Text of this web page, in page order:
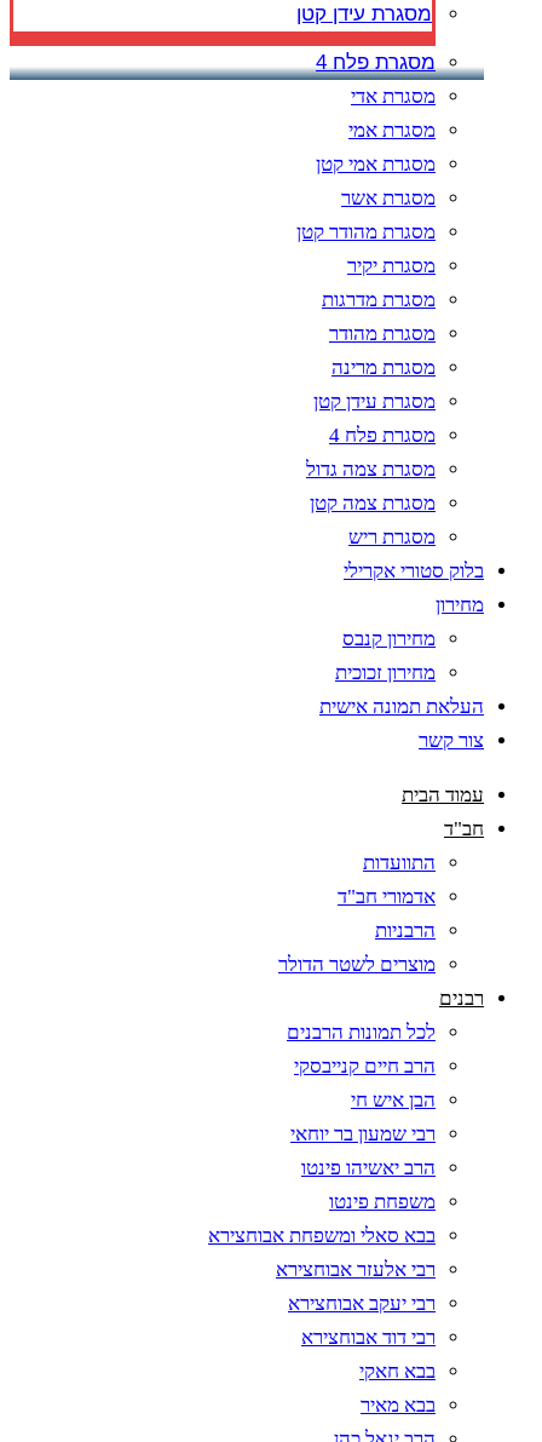
מסגרת עידן קטן
מסגרת פלח 4
מסגרת אדי
מסגרת אמי
מסגרת אמי קטן
מסגרת אשר
מסגרת מהודר קטן
מסגרת יקיר
מסגרת מדרגות
מסגרת מהודר
מסגרת מרינה
מסגרת עידן קטן
מסגרת פלח 4
מסגרת צמה גדול
מסגרת צמה קטן
מסגרת ריש
בלוק סטורי אקרילי
מחירון
מחירון קנבס
מחירון זכוכית
העלאת תמונה אישית
צור קשר
עמוד הבית
חב"ד
התוועדות
אדמורי חב"ד
הרבניות
מוצרים לשטר הדולר
רבנים
לכל תמונות הרבנים
הרב חיים קנייבסקי
הבן איש חי
רבי שמעון בר יוחאי
הרב יאשיהו פינטו
משפחת פינטו
בבא סאלי ומשפחת אבוחצירא
רבי אלעזר אבוחצירא
רבי יעקב אבוחצירא
רבי דוד אבוחצירא
בבא חאקי
בבא מאיר